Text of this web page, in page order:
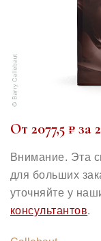
От 2077,5 ₽ за
Внимание. Эта
для больших
уточняйте у
консультантов.